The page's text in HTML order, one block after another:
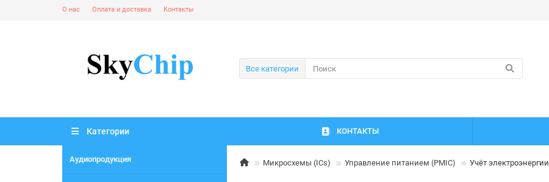
О нас Оплата и доставка Контакты
Все категории
Категории
Аудиопродукция
КОНТАКТЫ
Микросхемы (ICs) Управление питанием (PMIC) Учёт электроэнергии